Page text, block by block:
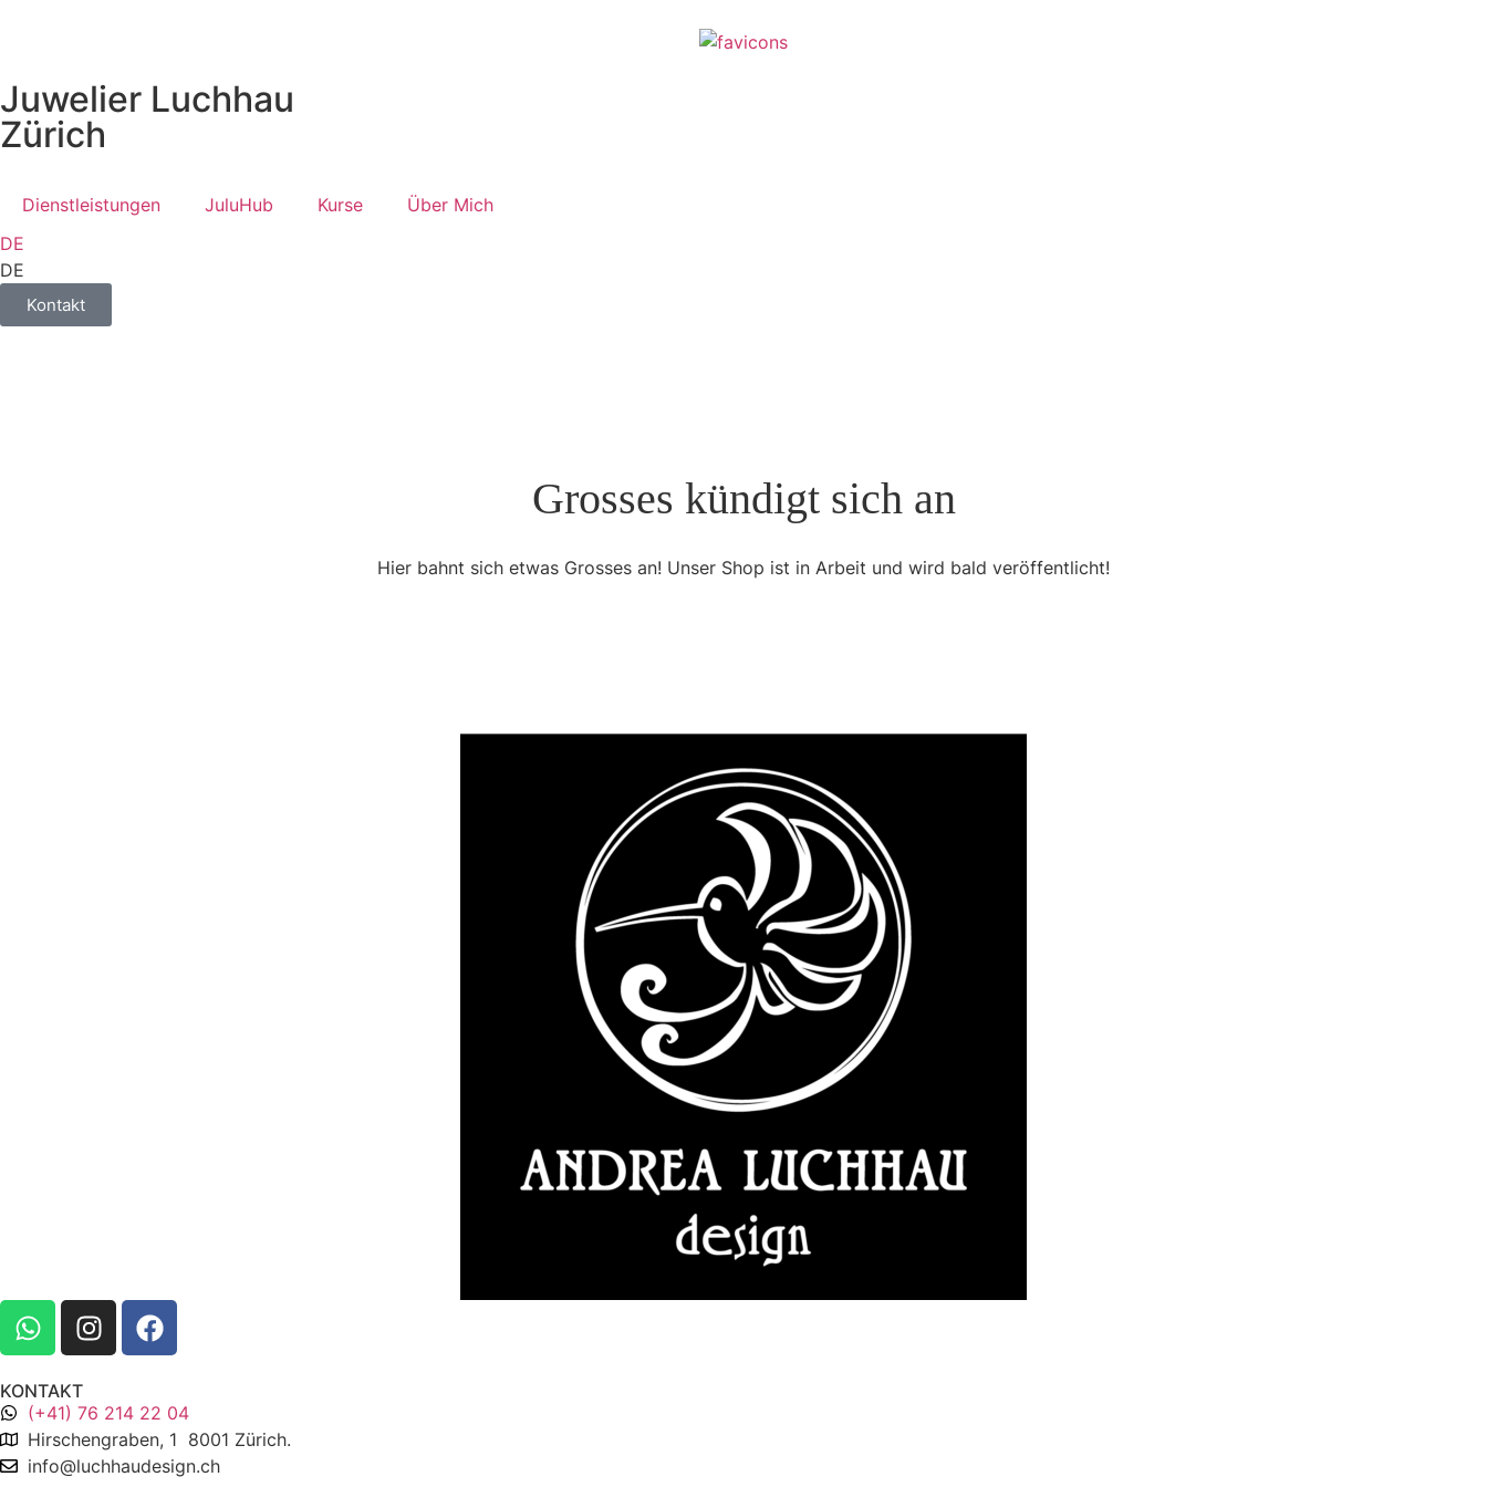
Juwelier Luchhau
Zürich
Dienstleistungen JuluHub Kurse
Über Mich
DE
DE
Kontakt
Grosses kündigt sich an
Hier bahnt sich etwas Grosses an! Unser Shop ist in Arbeit und wird bald veröffentlicht!
KONTAKT
(+41) 76 214 22 04
Hirschengraben, 1 8001 Zürich.
info@luchhaudesign.ch